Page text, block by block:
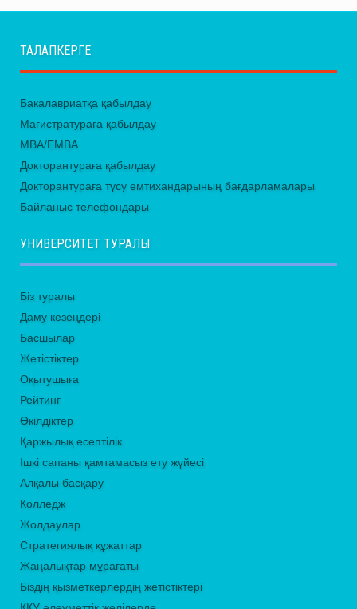
ТАЛАПКЕРГЕ
Бакалавриатқа қабылдау
Магистратураға қабылдау
MBA/EMBA
Докторантураға қабылдау
Докторантураға түсу емтихандарының бағдарламалары
Байланыс телефондары
УНИВЕРСИТЕТ ТУРАЛЫ
Біз туралы
Даму кезеңдері
Басшылар
Жетістіктер
Оқытушыға
Рейтинг
Өкілдіктер
Қаржылық есептілік
Ішкі сапаны қамтамасыз ету жүйесі
Алқалы басқару
Колледж
Жолдаулар
Стратегиялық құжаттар
Жаңалықтар мұрағаты
Біздің қызметкерлердің жетістіктері